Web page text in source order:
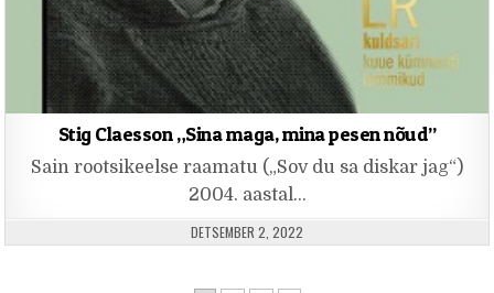
Stig Claesson „Sina maga, mina pesen nõud”
Sain rootsikeelse raamatu („Sov du sa diskar jag“)
2004. aastal…
PUBLISHED DATE:
DETSEMBER 2, 2022